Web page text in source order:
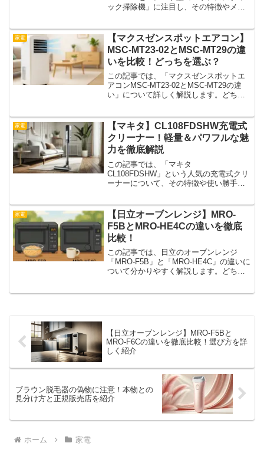
ック掃除機」に注目し、その特徴やメリ
フルな吸引力を兼ね備えたこのモデル
は、日々の掃除をより...
家電
【マクスゼンスポットエアコン】
MSC-MT23-02とMSC-MT29の違
いを比較！どっちを選ぶ？
この記事では、「マクスゼンスポットエ
アコンMSC-MT23-02とMSC-MT29の違
い」について詳しく解説します。どちら
あります。生活スタイルや設置場所に合
わせて選び...
家電
【マキタ】CL108FDSHW充電式
クリーナー！軽量＆パワフルな魅
力を徹底解説
この記事では、「マキタ
CL108FDSHW」という人気の充電式クリ
ーナーについて、その特徴や使い勝手、
吸引力が特徴のこの掃除機は、手軽さと
性能を両立した一台として注目...
家電
【日立オーブンレンジ】MRO-
F5BとMRO-HE4Cの違いを徹底
比較！
この記事では、日立のオーブンレンジ
「MRO-F5B」と「MRO-HE4C」の違いに
ついて分かりやすく解説します。どちら
【日立オーブンレンジ】MRO-F5Bと
MRO-F6Cの違いを徹底比較！選び方を詳
しく紹介
ブラウン脱毛器の偽物に注意！本物との
見分け方と正規販売店を紹介
ホーム 家電